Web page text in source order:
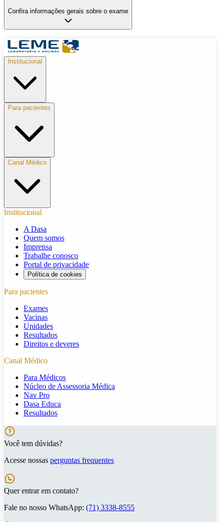
Confira informações gerais sobre o exame
Institucional
Para pacientes
Canal Médico
Institucional
A Dasa
Quem somos
Imprensa
Trabalhe conosco
Portal de privacidade
Política de cookies
Para pacientes
Exames
Vacinas
Unidades
Resultados
Direitos e deveres
Canal Médico
Para Médicos
Núcleo de Assessoria Médica
Nav Pro
Dasa Educa
Resultados
Você tem dúvidas?
Acesse nossas perguntas frequentes
Quer entrar em contato?
Fale no nosso WhatsApp: (71) 3338-8555